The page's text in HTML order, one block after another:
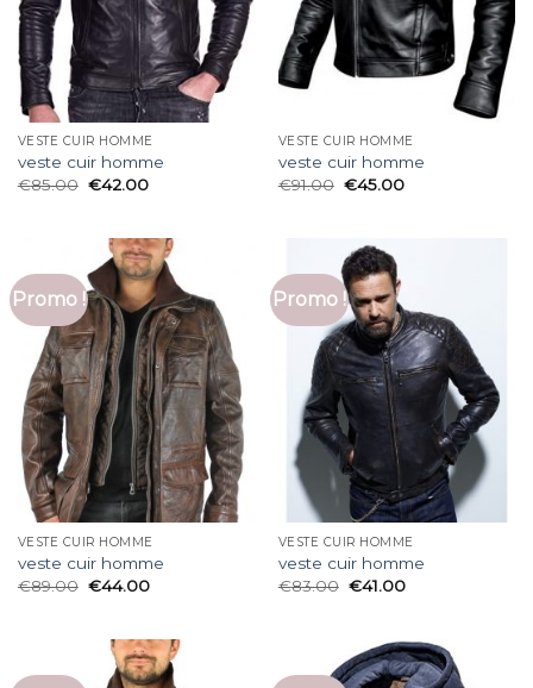
VESTE CUIR HOMME
veste cuir homme
€85.00 €42.00
VESTE CUIR HOMME
veste cuir homme
€91.00 €45.00
Promo !
VESTE CUIR HOMME
veste cuir homme
€89.00 €44.00
Promo !
VESTE CUIR HOMME
veste cuir homme
€83.00 €41.00